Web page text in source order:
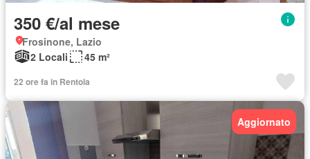
350 €/al mese
Frosinone, Lazio
2 Locali
45 m²
22 ore fa in Rentola
Aggiornato